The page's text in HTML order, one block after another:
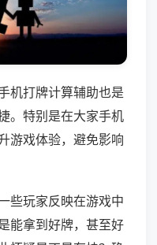
机打牌计算辅助也是
。特别是在大家手机
游戏体验，避免影响
些玩家反映在游戏中
能拿到好牌，甚至好